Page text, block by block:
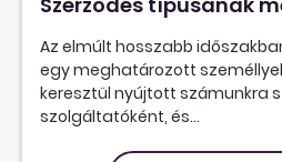
Az elmúlt hosszabb
egy meghatározott
keresztül nyújtott számunkra
szolgáltatóként, és...